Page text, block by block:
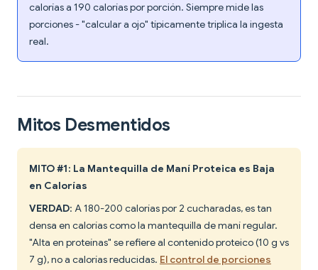
calorías a 190 calorías por porción. Siempre mide las
porciones - "calcular a ojo" típicamente triplica la ingesta
real.
Mitos Desmentidos
MITO #1: La Mantequilla de Maní Proteica es Baja
en Calorías
VERDAD: A 180-200 calorías por 2 cucharadas, es tan
densa en calorías como la mantequilla de maní regular.
"Alta en proteínas" se refiere al contenido proteico (10 g vs
7 g), no a calorías reducidas. El control de porciones